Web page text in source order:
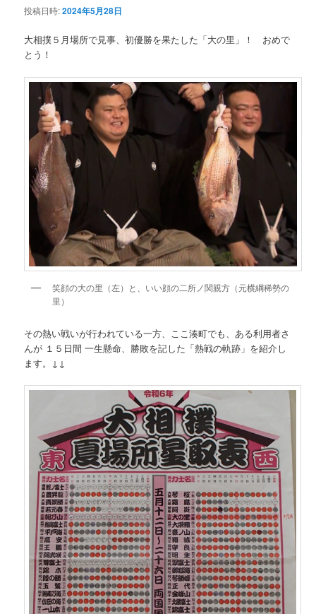
投稿日時:2024年5月28日
大相撲５月場所で見事、初優勝を果たした「大の里」！ おめで
とう！
笑顔の大の里（左）と、いい顔の二所ノ関親方（元横綱稀勢の
里）
その熱い戦いが行われている一方、ここ湊町でも、ある利用者さ
んが １５日間 一生懸命、勝敗を記した「熱戦の軌跡」を紹介し
ます。↓↓